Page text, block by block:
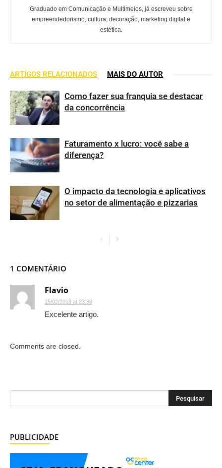
Graduado em Comunicação e Multimeios, já escreveu sobre
empreendedorismo, cultura, decoração, marketing digital e
estética.
ARTIGOS RELACIONADOS MAIS DO AUTOR
Como fazer sua franquia se destacar
da concorrência
Faturamento x lucro: você sabe a
diferença?
O impacto da tecnologia e aplicativos
no setor de alimentação e pizzarias
1 COMENTÁRIO
Flavio
15/02/2018 at 23:38
Excelente artigo.
Comments are closed.
PUBLICIDADE